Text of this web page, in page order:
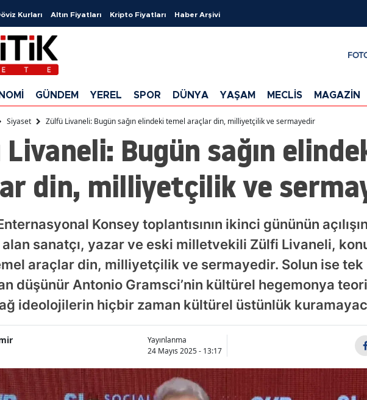
Kurları Altın Fiyatları Kripto Fiyatları Haber Arşivi
GÜNDEM YEREL SPOR DÜNYA YAŞAM MECLİS MAGAZİN
Siyaset Zülfü Livaneli: Bugün sağın elindeki temel araçlar din, milliyetçilik ve sermayedir
Bugün sağın
din, milliyetçilik ve
Konsey toplantısının ikinci gününün
sanatçı, yazar ve eski milletvekili Zülfi Livaneli,
araçlar din, milliyetçilik ve sermayedir. Solun ise tek
düşünür Antonio Gramsci’nin kültürel hegemonya
ideolojilerin hiçbir zaman kültürel üstünlük
Yayınlanma
24 Mayıs 2025 - 13:17